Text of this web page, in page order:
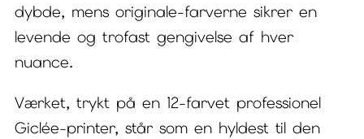
dybde, mens originale-farverne sikrer en
levende og trofast gengivelse af hver
nuance.
Værket, trykt på en 12-farvet professionel
Giclée-printer, står som en hyldest til den